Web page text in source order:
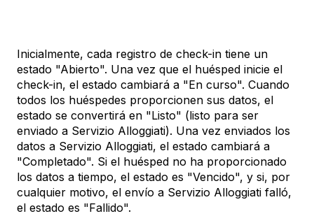
Inicialmente, cada registro de check-in tiene un
estado "Abierto". Una vez que el huésped inicie el
check-in, el estado cambiará a "En curso". Cuando
todos los huéspedes proporcionen sus datos, el
estado se convertirá en "Listo" (listo para ser
enviado a Servizio Alloggiati). Una vez enviados los
datos a Servizio Alloggiati, el estado cambiará a
"Completado". Si el huésped no ha proporcionado
los datos a tiempo, el estado es "Vencido", y si, por
cualquier motivo, el envío a Servizio Alloggiati falló,
el estado es "Fallido".